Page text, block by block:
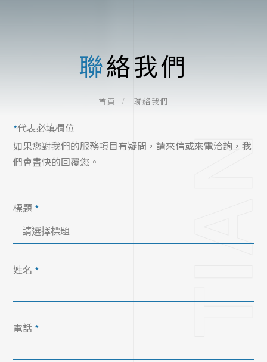
聯絡我們
首頁 聯絡我們
*代表必填欄位
如果您對我們的服務項目有疑問，請來信或來電洽詢，我
們會盡快的回覆您。
標題 *
姓名 *
電話 *